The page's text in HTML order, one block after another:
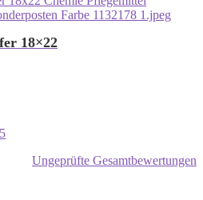
18×22
Ungeprüfte Gesamtbewertungen